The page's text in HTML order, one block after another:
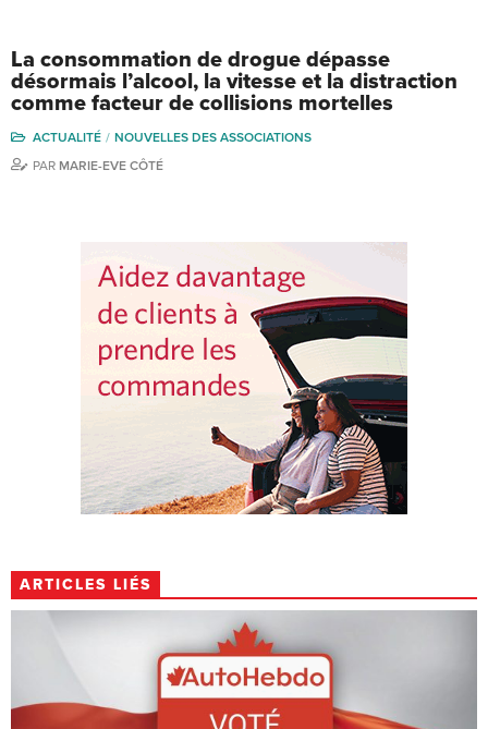
La consommation de drogue dépasse
désormais l’alcool, la vitesse et la distraction
comme facteur de collisions mortelles
ACTUALITÉ
NOUVELLES DES ASSOCIATIONS
PAR MARIE-EVE CÔTÉ
ARTICLES LIÉS